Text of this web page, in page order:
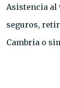
Asistencia al
seguros,
Cambria o